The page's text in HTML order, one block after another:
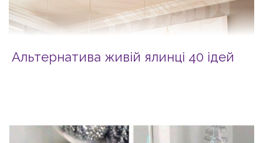
Альтернатива живій ялинці 40 ідей